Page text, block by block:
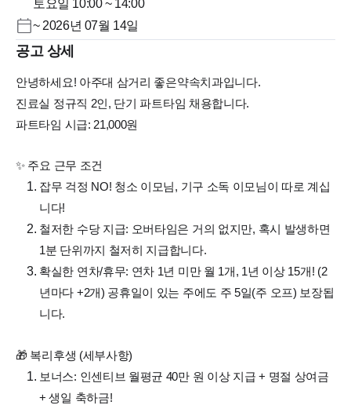
토요일 10:00 ~ 14:00
~ 2026년 07월 14일
공고 상세
안녕하세요! 아주대 삼거리 좋은약속치과입니다.
진료실 정규직 2인, 단기 파트타임 채용합니다.
​파트타임 시급: 21,000원
​✨ 주요 근무 조건
​잡무 걱정 NO! 청소 이모님, 기구 소독 이모님이 따로 계십
니다!
철저한 수당 지급: 오버타임은 거의 없지만, 혹시 발생하면
1분 단위까지 철저히 지급합니다.
확실한 연차/휴무: 연차 1년 미만 월 1개, 1년 이상 15개! (2
년마다 +2개) 공휴일이 있는 주에도 주 5일(주 오프) 보장됩
니다.
​🎁 복리후생 (세부사항)
​보너스: 인센티브 월평균 40만 원 이상 지급 + 명절 상여금
+ 생일 축하금!